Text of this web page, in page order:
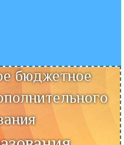
бюджетное